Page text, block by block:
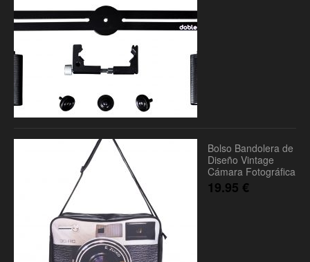
Bolso Bandolera de
Diseño Vintage
Cámara Fotográfica
19.95 €